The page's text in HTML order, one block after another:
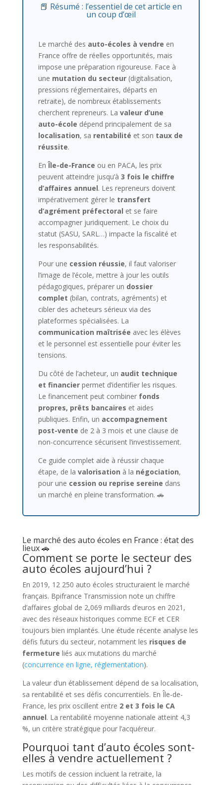
📕 Résumé : l’essentiel de cet article en
un coup d’œil
Le marché des auto-écoles à vendre en
France offre de réelles opportunités, mais
impose une préparation rigoureuse. Face à
une mutation du secteur(digitalisation,
pressions réglementaires, départs en
retraite), de nombreux établissements
cherchent repreneurs. La valeur d’une
auto-école dépend principalement de sa
localisation, sa rentabilité et son taux de
réussite.
EnÎle-de-France ou en PACA, les prix
peuvent atteindre jusqu’à 3 fois le chiffre
d’affaires annuel. Les repreneurs doivent
impérativement gérer le transfert
d’agrément préfectoral et se faire
accompagner juridiquement. Le choix du
statut (SASU, SARL…) impacte la fiscalité et
les responsabilités.
Pour une cession réussie, il faut valoriser
l’image de l’école, mettre à jour les outils
pédagogiques, préparer un dossier
complet (bilan, contrats, agréments) et
cibler des acheteurs sérieux via des
plateformes spécialisées. La
communication maîtrisée avec les élèves
et le personnel est essentielle pour éviter les
tensions.
Du côté de l’acheteur, un audit technique
et financierpermet d’identifier les risques.
Le financement peut combiner fonds
propres, prêts bancaires et aides
publiques. Enfin, un accompagnement
post-vente de 2 à 3 mois et une clause de
non-concurrence sécurisent l’investissement.
Ce guide complet aide à réussir chaque
étape, de la valorisation à la négociation,
pour une cession ou reprise sereine dans
un marché en pleine transformation. 🚗
Le marché des auto écoles en France : état des
lieux 🚗
Comment se porte le secteur des
auto écoles aujourd’hui ?
En 2019, 12 250 auto écoles structuraient le marché
français. Bpifrance Transmission note un chiffre
d’affaires global de 2,069 milliards d’euros en 2021,
avec des réseaux historiques comme ECF et CER
toujours bien implantés. Une étude récente analyse les
défis futurs du secteur, notamment les risques de
fermeture liés aux mutations du marché
(concurrence en ligne, réglementation).
La valeur d’un établissement dépend de sa localisation,
sa rentabilité et ses défis concurrentiels. En Île-de-
France, les prix oscillent entre 2 et 3 fois le CA
annuel. La rentabilité moyenne nationale atteint 4,3
%, un critère stratégique pour l’acquéreur.
Pourquoi tant d’auto écoles sont-
elles à vendre actuellement ?
Les motifs de cession incluent la retraite, la